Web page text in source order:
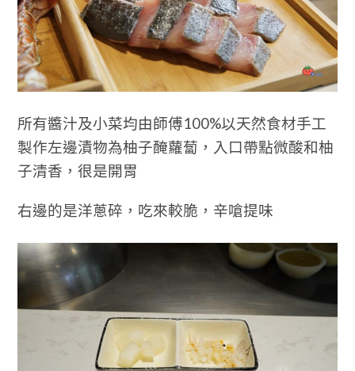
所有醬汁及小菜均由師傅100%以天然食材手工
製作左邊漬物為柚子醃蘿蔔，入口帶點微酸和柚
子清香，很是開胃
右邊的是洋蔥碎，吃來較脆，辛嗆提味